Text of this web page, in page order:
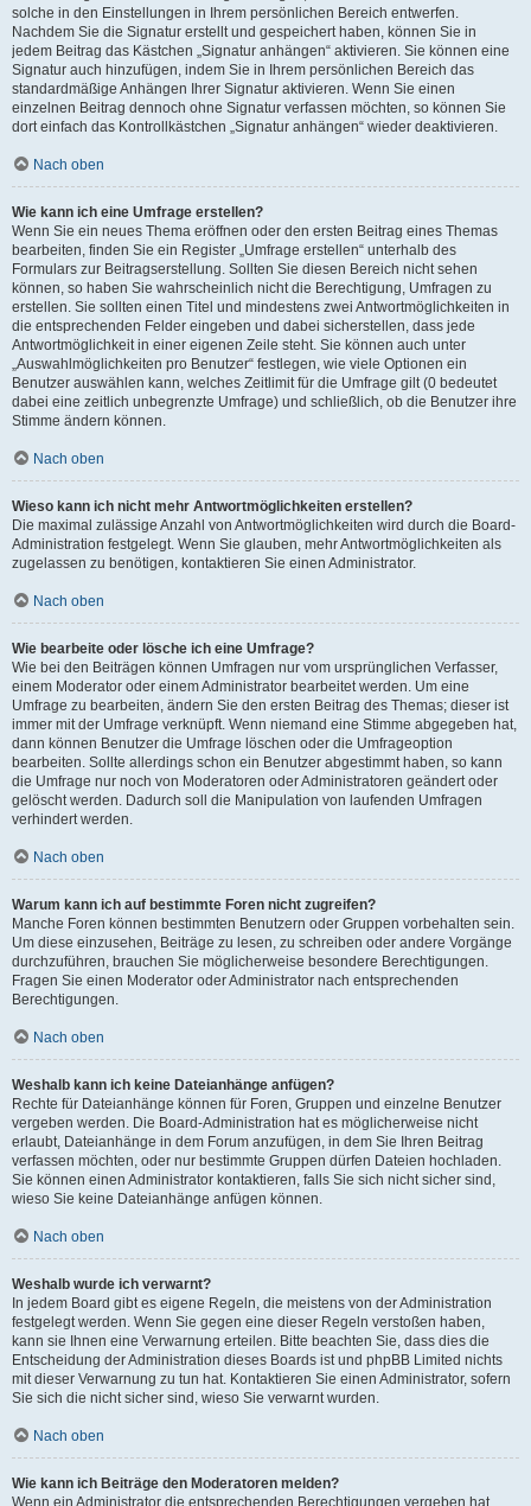
solche in den Einstellungen in Ihrem persönlichen Bereich entwerfen.
Nachdem Sie die Signatur erstellt und gespeichert haben, können Sie in
jedem Beitrag das Kästchen „Signatur anhängen“ aktivieren. Sie können eine
Signatur auch hinzufügen, indem Sie in Ihrem persönlichen Bereich das
standardmäßige Anhängen Ihrer Signatur aktivieren. Wenn Sie einen
einzelnen Beitrag dennoch ohne Signatur verfassen möchten, so können Sie
dort einfach das Kontrollkästchen „Signatur anhängen“ wieder deaktivieren.
Nach oben
Wie kann ich eine Umfrage erstellen?
Wenn Sie ein neues Thema eröffnen oder den ersten Beitrag eines Themas
bearbeiten, finden Sie ein Register „Umfrage erstellen“ unterhalb des
Formulars zur Beitragserstellung. Sollten Sie diesen Bereich nicht sehen
können, so haben Sie wahrscheinlich nicht die Berechtigung, Umfragen zu
erstellen. Sie sollten einen Titel und mindestens zwei Antwortmöglichkeiten in
die entsprechenden Felder eingeben und dabei sicherstellen, dass jede
Antwortmöglichkeit in einer eigenen Zeile steht. Sie können auch unter
„Auswahlmöglichkeiten pro Benutzer“ festlegen, wie viele Optionen ein
Benutzer auswählen kann, welches Zeitlimit für die Umfrage gilt (0 bedeutet
dabei eine zeitlich unbegrenzte Umfrage) und schließlich, ob die Benutzer ihre
Stimme ändern können.
Nach oben
Wieso kann ich nicht mehr Antwortmöglichkeiten erstellen?
Die maximal zulässige Anzahl von Antwortmöglichkeiten wird durch die Board-
Administration festgelegt. Wenn Sie glauben, mehr Antwortmöglichkeiten als
zugelassen zu benötigen, kontaktieren Sie einen Administrator.
Nach oben
Wie bearbeite oder lösche ich eine Umfrage?
Wie bei den Beiträgen können Umfragen nur vom ursprünglichen Verfasser,
einem Moderator oder einem Administrator bearbeitet werden. Um eine
Umfrage zu bearbeiten, ändern Sie den ersten Beitrag des Themas; dieser ist
immer mit der Umfrage verknüpft. Wenn niemand eine Stimme abgegeben hat,
dann können Benutzer die Umfrage löschen oder die Umfrageoption
bearbeiten. Sollte allerdings schon ein Benutzer abgestimmt haben, so kann
die Umfrage nur noch von Moderatoren oder Administratoren geändert oder
gelöscht werden. Dadurch soll die Manipulation von laufenden Umfragen
verhindert werden.
Nach oben
Warum kann ich auf bestimmte Foren nicht zugreifen?
Manche Foren können bestimmten Benutzern oder Gruppen vorbehalten sein.
Um diese einzusehen, Beiträge zu lesen, zu schreiben oder andere Vorgänge
durchzuführen, brauchen Sie möglicherweise besondere Berechtigungen.
Fragen Sie einen Moderator oder Administrator nach entsprechenden
Berechtigungen.
Nach oben
Weshalb kann ich keine Dateianhänge anfügen?
Rechte für Dateianhänge können für Foren, Gruppen und einzelne Benutzer
vergeben werden. Die Board-Administration hat es möglicherweise nicht
erlaubt, Dateianhänge in dem Forum anzufügen, in dem Sie Ihren Beitrag
verfassen möchten, oder nur bestimmte Gruppen dürfen Dateien hochladen.
Sie können einen Administrator kontaktieren, falls Sie sich nicht sicher sind,
wieso Sie keine Dateianhänge anfügen können.
Nach oben
Weshalb wurde ich verwarnt?
In jedem Board gibt es eigene Regeln, die meistens von der Administration
festgelegt werden. Wenn Sie gegen eine dieser Regeln verstoßen haben,
kann sie Ihnen eine Verwarnung erteilen. Bitte beachten Sie, dass dies die
Entscheidung der Administration dieses Boards ist und phpBB Limited nichts
mit dieser Verwarnung zu tun hat. Kontaktieren Sie einen Administrator, sofern
Sie sich die nicht sicher sind, wieso Sie verwarnt wurden.
Nach oben
Wie kann ich Beiträge den Moderatoren melden?
Wenn ein Administrator die entsprechenden Berechtigungen vergeben hat,